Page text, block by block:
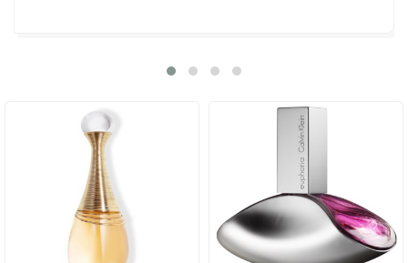
de momentele frumoase petrecute împreună în clasă.
apreciezi eforturile și dedicarea ei în a modela mințile
viitorului. Așadar, nu mai sta pe gânduri și surprinde-ți
educatoarea cu un gest atent, care îi va face inima să